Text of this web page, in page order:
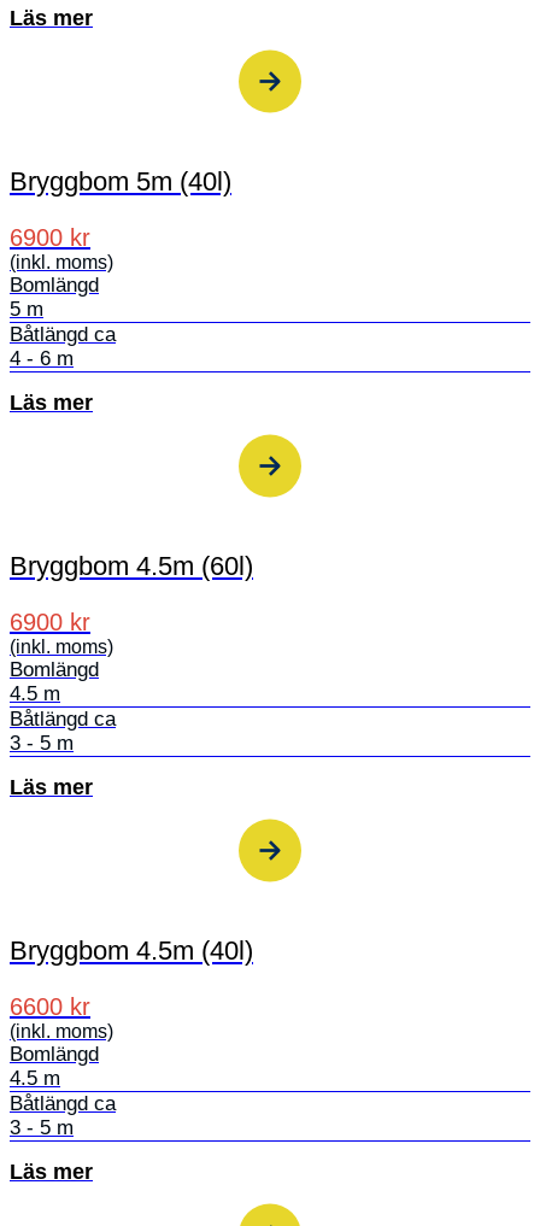
Läs mer
Bryggbom 5m (40l)
6900 kr
(inkl. moms)
Bomlängd
5 m
Båtlängd ca
4 - 6 m
Läs mer
Bryggbom 4.5m (60l)
6900 kr
(inkl. moms)
Bomlängd
4.5 m
Båtlängd ca
3 - 5 m
Läs mer
Bryggbom 4.5m (40l)
6600 kr
(inkl. moms)
Bomlängd
4.5 m
Båtlängd ca
3 - 5 m
Läs mer